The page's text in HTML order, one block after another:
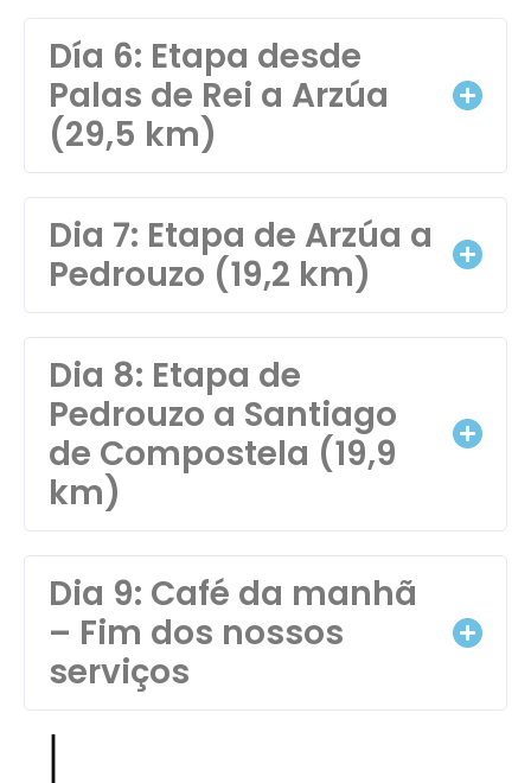
Día 6: Etapa desde
Palas de Rei a Arzúa
(29,5 km)
Dia 7: Etapa de Arzúa a
Pedrouzo (19,2 km)
Dia 8: Etapa de
Pedrouzo a Santiago
de Compostela (19,9
km)
Dia 9: Café da manhã
– Fim dos nossos
serviços